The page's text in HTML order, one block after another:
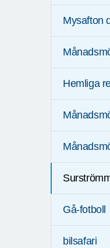
Mysafton
Hemliga
Gå-fotboll
bilsafari